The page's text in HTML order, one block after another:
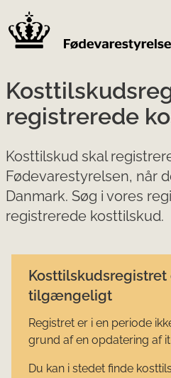
registrerede
Kosttilskud skal
Fødevarestyrelsen, når
Danmark. Søg i vores
registrerede kosttilskud.
Kosttilskudsregistret
tilgængeligt
Registret er i en periode
grund af en opdatering af
Du kan i stedet finde